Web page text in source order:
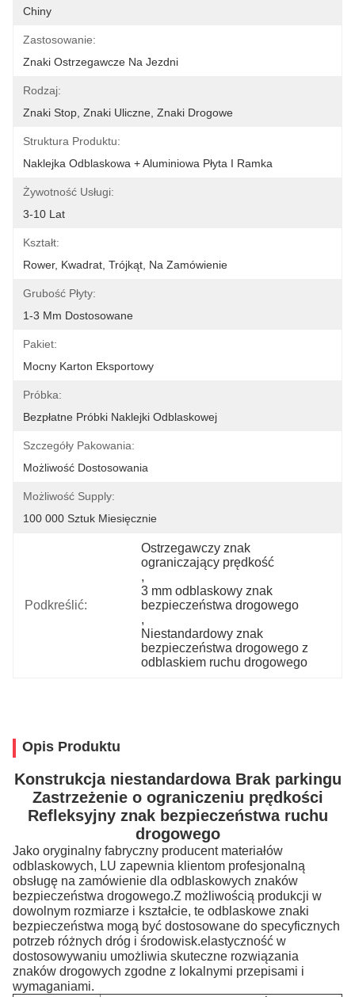
Chiny
Zastosowanie:
Znaki Ostrzegawcze Na Jezdni
Rodzaj:
Znaki Stop, Znaki Uliczne, Znaki Drogowe
Struktura Produktu:
Naklejka Odblaskowa + Aluminiowa Płyta I Ramka
Żywotność Usługi:
3-10 Lat
Kształt:
Rower, Kwadrat, Trójkąt, Na Zamówienie
Grubość Płyty:
1-3 Mm Dostosowane
Pakiet:
Mocny Karton Eksportowy
Próbka:
Bezpłatne Próbki Naklejki Odblaskowej
Szczegóły Pakowania:
Możliwość Dostosowania
Możliwość Supply:
100 000 Sztuk Miesięcznie
Podkreślić:
Ostrzegawczy znak
ograniczający prędkość
,
3 mm odblaskowy znak
bezpieczeństwa drogowego
,
Niestandardowy znak
bezpieczeństwa drogowego z
odblaskiem ruchu drogowego
Opis Produktu
Konstrukcja niestandardowa Brak parkingu
Zastrzeżenie o ograniczeniu prędkości
Refleksyjny znak bezpieczeństwa ruchu
drogowego
Jako oryginalny fabryczny producent materiałów
odblaskowych, LU zapewnia klientom profesjonalną
obsługę na zamówienie dla odblaskowych znaków
bezpieczeństwa drogowego.Z możliwością produkcji w
dowolnym rozmiarze i kształcie, te odblaskowe znaki
bezpieczeństwa mogą być dostosowane do specyficznych
potrzeb różnych dróg i środowisk.elastyczność w
dostosowywaniu umożliwia skuteczne rozwiązania
znaków drogowych zgodne z lokalnymi przepisami i
wymaganiami.